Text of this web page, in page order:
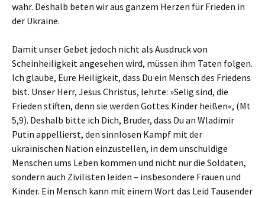
wahr. Deshalb beten wir aus ganzem Herzen für Frieden in
der Ukraine.
Damit unser Gebet jedoch nicht als Ausdruck von
Scheinheiligkeit angesehen wird, müssen ihm Taten folgen.
Ich glaube, Eure Heiligkeit, dass Du ein Mensch des Friedens
bist. Unser Herr, Jesus Christus, lehrte: »Selig sind, die
Frieden stiften, denn sie werden Gottes Kinder heißen«, (Mt
5,9). Deshalb bitte ich Dich, Bruder, dass Du an Wladimir
Putin appellierst, den sinnlosen Kampf mit der
ukrainischen Nation einzustellen, in dem unschuldige
Menschen ums Leben kommen und nicht nur die Soldaten,
sondern auch Zivilisten leiden – insbesondere Frauen und
Kinder. Ein Mensch kann mit einem Wort das Leid Tausender